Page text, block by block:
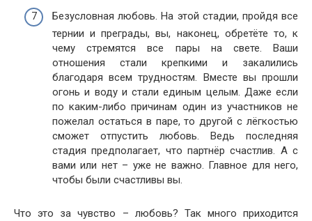
Безусловная любовь. На этой стадии, пройдя все
тернии и преграды, вы, наконец, обретёте то, к
чему стремятся все пары на свете. Ваши
отношения стали крепкими и закалились
благодаря всем трудностям. Вместе вы прошли
огонь и воду и стали единым целым. Даже если
по каким-либо причинам один из участников не
пожелал остаться в паре, то другой с лёгкостью
сможет отпустить любовь. Ведь последняя
стадия предполагает, что партнёр счастлив. А с
вами или нет – уже не важно. Главное для него,
чтобы были счастливы вы.
Что это за чувство – любовь? Так много приходится